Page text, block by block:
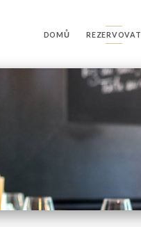
DOMŮ REZERVOVAT